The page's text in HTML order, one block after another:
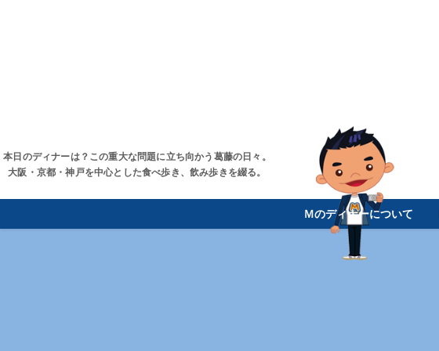
本日のディナーは？この重大な問題に立ち向かう葛藤の日々。
大阪・京都・神戸を中心とした食べ歩き、飲み歩きを綴る。
Ｍのディナーについて